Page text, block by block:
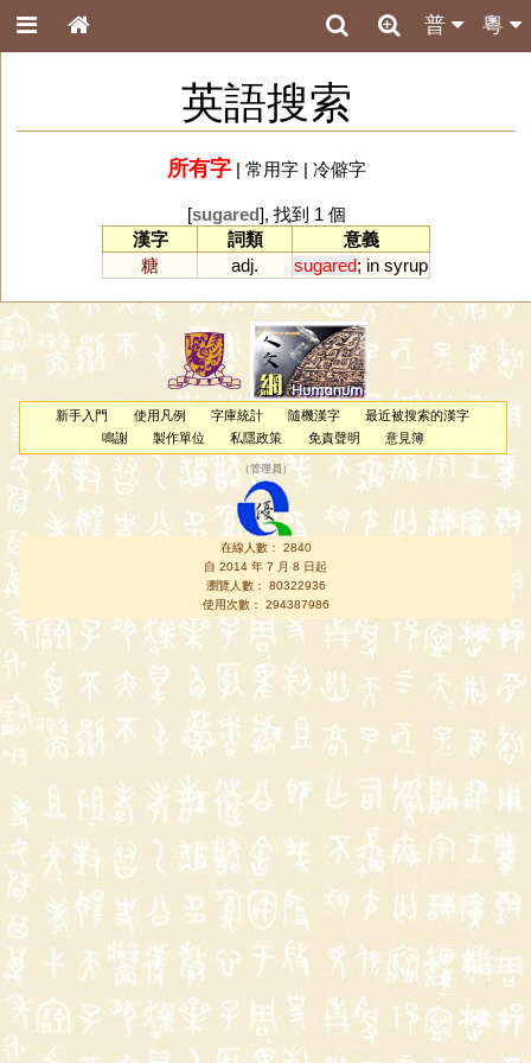
粵
普
英語搜索
所有字| 常用字| 冷僻字
[sugared], 找到 1 個
漢字
詞類
意義
糖
adj. sugared; in syrup
新手入門 使用凡例 字庫統計 隨機漢字
最近被搜索的漢字
鳴謝
製作單位 私隱政策 免責聲明 意見簿
（管理員 ）
在線人數： 2840
自 2014 年 7 月 8 日起
瀏覽人數： 80322936
使用次數： 294387986